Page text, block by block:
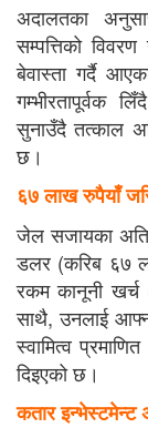
अदालतका
सम्पत्तिको
बेवास्ता गर्दै
गम्भीरतापूर्वक
सुनाउँदै तत्काल
छ।
६७ लाख रुपैयाँ
जेल सजायका
डलर (करिब ६७
रकम कानूनी खर्च
साथै, उनलाई
स्वामित्व
दिइएको छ।
कतार इन्भेस्टमेन्ट